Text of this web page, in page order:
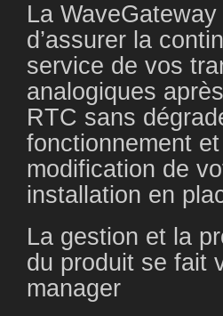
La
d’assurer la
service de vos
analogiques
RTC sans
fonctionnement
modification de
installation en
La gestion et la
du produit se fait
manager